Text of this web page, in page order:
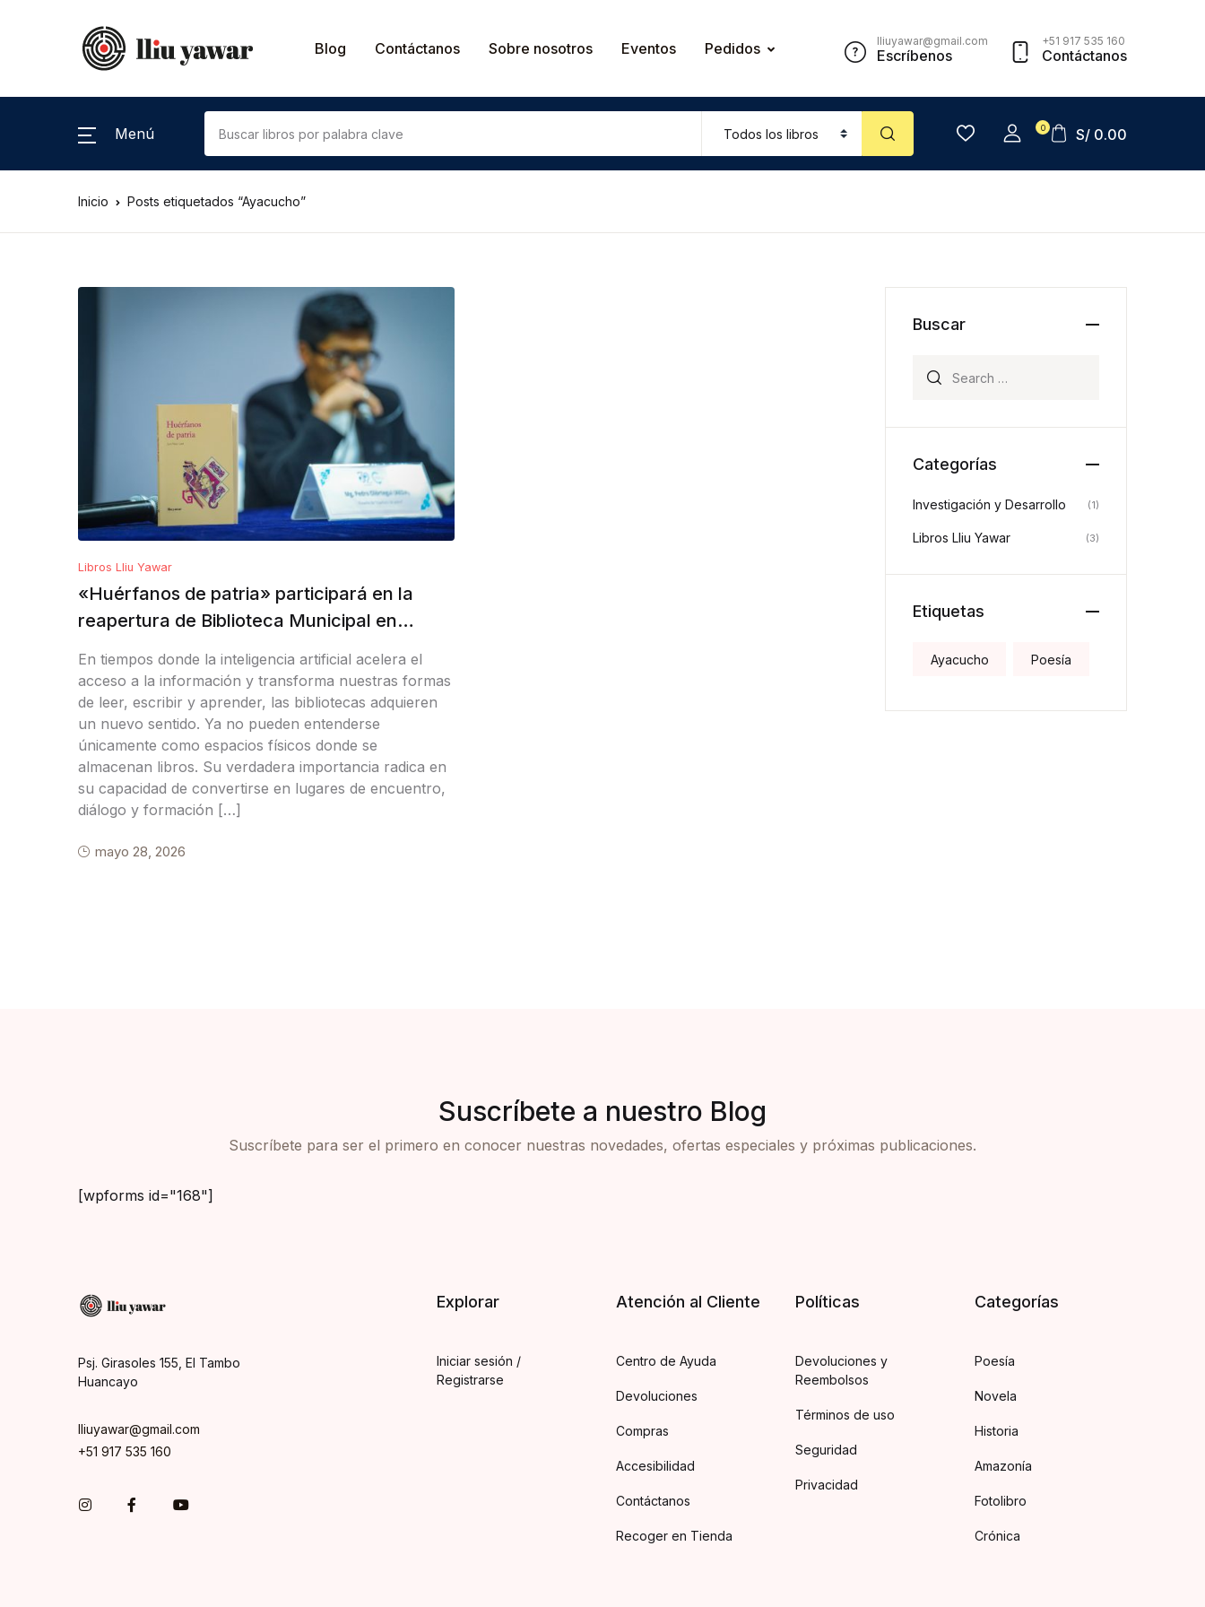
Blog Contáctanos Sobre nosotros Eventos Pedidos lliuyawar@gmail.com
Escríbenos
+51 917 535 160
Contáctanos
Menú 0 S/ 0.00
Inicio Posts etiquetados “Ayacucho”
Libros Lliu Yawar
«Huérfanos de patria» participará en la
reapertura de Biblioteca Municipal en
En tiempos donde la inteligencia artificial acelera el
acceso a la información y transforma nuestras formas
de leer, escribir y aprender, las bibliotecas adquieren
un nuevo sentido. Ya no pueden entenderse
únicamente como espacios físicos donde se
almacenan libros. Su verdadera importancia radica en
su capacidad de convertirse en lugares de encuentro,
diálogo y formación […]
mayo 28, 2026
Buscar
Categorías
Investigación y Desarrollo (1)
Libros Lliu Yawar (3)
Etiquetas
Ayacucho Poesía
Suscríbete a nuestro Blog
Suscríbete para ser el primero en conocer nuestras novedades, ofertas especiales y próximas publicaciones.
[wpforms id="168"]
Psj. Girasoles 155, El Tambo
Huancayo
lliuyawar@gmail.com
+51 917 535 160
InstagramFacebookYou Tube
Explorar
Iniciar sesión /
Registrarse
Atención al Cliente
Centro de Ayuda
Devoluciones
Compras
Accesibilidad
Contáctanos
Recoger en Tienda
Políticas
Devoluciones y
Reembolsos
Términos de uso
Seguridad
Privacidad
Categorías
Poesía
Novela
Historia
Amazonía
Fotolibro
Crónica